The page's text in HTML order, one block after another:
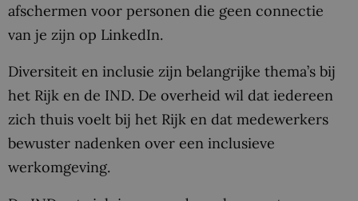
afschermen voor personen die geen connectie
van je zijn op LinkedIn.
Diversiteit en inclusie zijn belangrijke thema’s bij
het Rijk en de IND. De overheid wil dat iedereen
zich thuis voelt bij het Rijk en dat medewerkers
bewuster nadenken over een inclusieve
werkomgeving.